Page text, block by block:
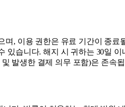
, 이용 권한은 유료 기간이 종
있습니다. 해지 시 귀하는 30일
발생한 결제 의무 포함)은 존속